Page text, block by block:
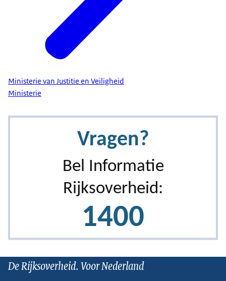
Ministerie van Justitie en Veiligheid
Ministerie
De Rijksoverheid. Voor Nederland